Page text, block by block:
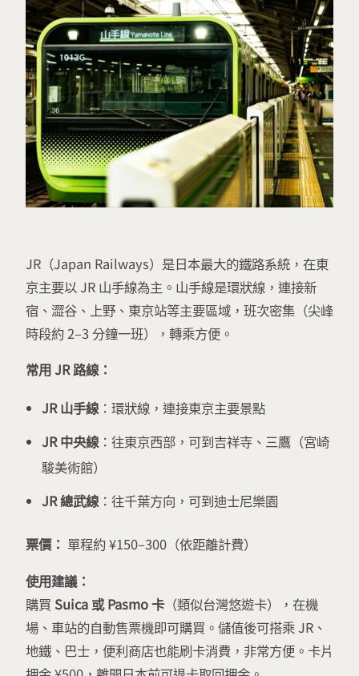
JR（Japan Railways）是日本最大的鐵路系統，在東
京主要以 JR 山手線為主。山手線是環狀線，連接新
宿、澀谷、上野、東京站等主要區域，班次密集（尖峰
時段約 2–3 分鐘一班），轉乘方便。
常用 JR 路線：
JR 山手線 ：環狀線，連接東京主要景點
JR 中央線 ：往東京西部，可到吉祥寺、三鷹（宮崎
駿美術館）
JR 總武線 ：往千葉方向，可到迪士尼樂園
票價： 單程約 ¥150–300（依距離計費）
使用建議：
購買 Suica 或 Pasmo 卡（類似台灣悠遊卡），在機
場、車站的自動售票機即可購買。儲值後可搭乘 JR、
地鐵、巴士，便利商店也能刷卡消費，非常方便。卡片